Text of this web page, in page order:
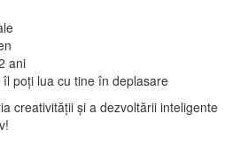
ani
poți lua cu tine în deplasare
creativității și a dezvoltării inteligente